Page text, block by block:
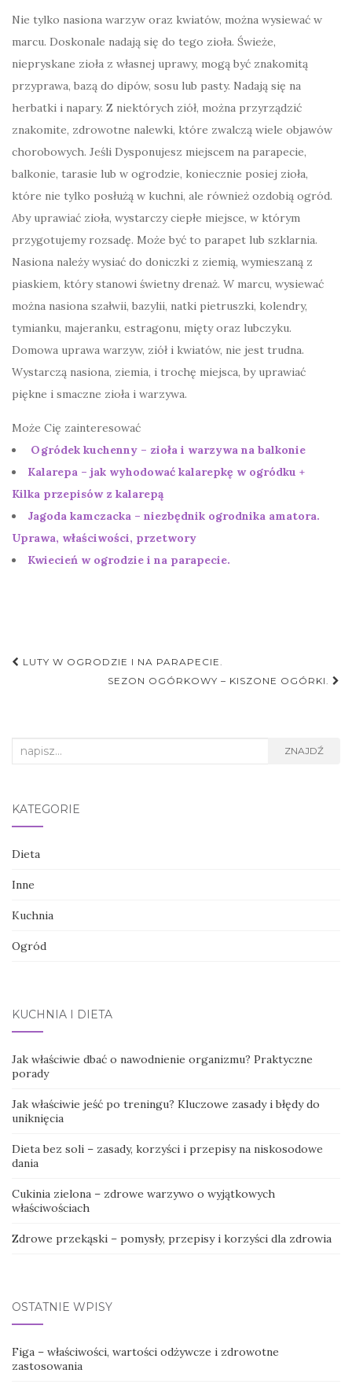
Nie tylko nasiona warzyw oraz kwiatów, można wysiewać w
marcu. Doskonale nadają się do tego zioła. Świeże,
niepryskane zioła z własnej uprawy, mogą być znakomitą
przyprawa, bazą do dipów, sosu lub pasty. Nadają się na
herbatki i napary. Z niektórych ziół, można przyrządzić
znakomite, zdrowotne nalewki, które zwalczą wiele objawów
chorobowych. Jeśli Dysponujesz miejscem na parapecie,
balkonie, tarasie lub w ogrodzie, koniecznie posiej zioła,
które nie tylko posłużą w kuchni, ale również ozdobią ogród.
Aby uprawiać zioła, wystarczy ciepłe miejsce, w którym
przygotujemy rozsadę. Może być to parapet lub szklarnia.
Nasiona należy wysiać do doniczki z ziemią, wymieszaną z
piaskiem, który stanowi świetny drenaż. W marcu, wysiewać
można nasiona szałwii, bazylii, natki pietruszki, kolendry,
tymianku, majeranku, estragonu, mięty oraz lubczyku.
Domowa uprawa warzyw, ziół i kwiatów, nie jest trudna.
Wystarczą nasiona, ziemia, i trochę miejsca, by uprawiać
piękne i smaczne zioła i warzywa.
Może Cię zainteresować
Ogródek kuchenny – zioła i warzywa na balkonie
Kalarepa – jak wyhodować kalarepkę w ogródku +
Kilka przepisów z kalarepą
Jagoda kamczacka – niezbędnik ogrodnika amatora.
Uprawa, właściwości, przetwory
Kwiecień w ogrodzie i na parapecie.
Nawigacja
LUTY W OGRODZIE I NA PARAPECIE.
SEZON OGÓRKOWY – KISZONE OGÓRKI.
Search
ZNAJDŹ
KATEGORIE
Dieta
Inne
Kuchnia
Ogród
KUCHNIA I DIETA
Jak właściwie dbać o nawodnienie organizmu? Praktyczne
porady
Jak właściwie jeść po treningu? Kluczowe zasady i błędy do
uniknięcia
Dieta bez soli – zasady, korzyści i przepisy na niskosodowe
dania
Cukinia zielona – zdrowe warzywo o wyjątkowych
właściwościach
Zdrowe przekąski – pomysły, przepisy i korzyści dla zdrowia
OSTATNIE WPISY
Figa – właściwości, wartości odżywcze i zdrowotne
zastosowania